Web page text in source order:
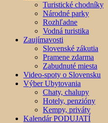
Turistické chodníky
Národné parky
Rozhľadne
Vodná turistika
Zaujímavosti
Slovenské zákutia
Pramene zdarma
Zabudnuté miesta
Video-spoty o Slovensku
Výber Ubytovania
Chaty, chalupy
Hotely, penzióny
Kempy, priváty
Kalendár PODUJATÍ